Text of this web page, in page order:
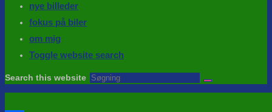
nye billeder
fokus på biler
om mig
Toggle website search
Search this website